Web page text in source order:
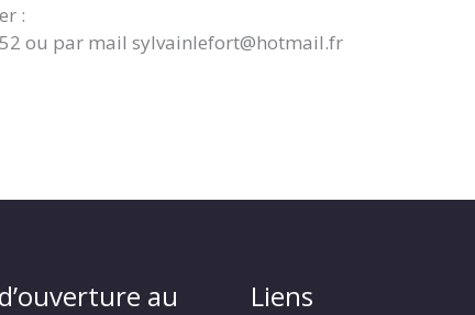
:
ou par mail sylvainlefort@hotmail.fr
au
Liens